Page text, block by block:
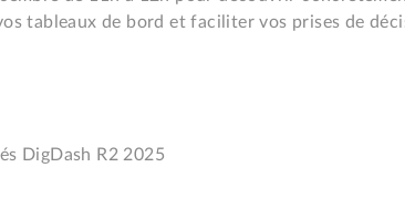
tableaux de bord et faciliter vos prises de
DigDash R2 2025